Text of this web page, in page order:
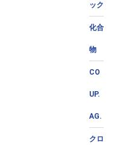
ック
化合
物
CO
UP.
AG.
クロ